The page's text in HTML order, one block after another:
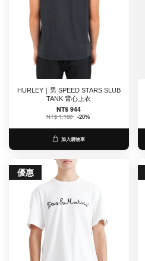
HURLEY｜男 SPEED STARS SLUB
TANK 背心上衣
NT$ 944
NT$ 1,180 -20%
加入購物車
優惠